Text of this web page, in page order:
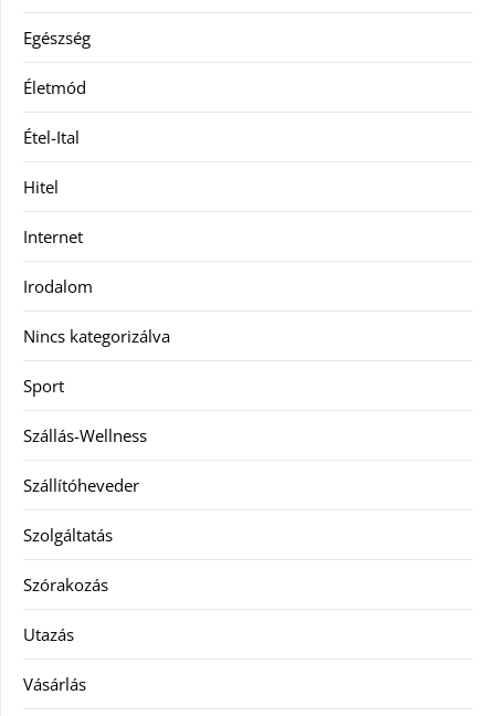
Egészség
Életmód
Étel-Ital
Hitel
Internet
Irodalom
Nincs kategorizálva
Sport
Szállás-Wellness
Szállítóheveder
Szolgáltatás
Szórakozás
Utazás
Vásárlás